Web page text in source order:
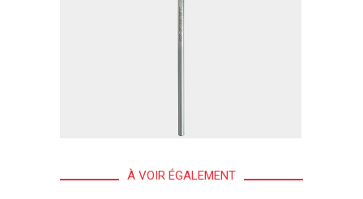
À VOIR ÉGALEMENT